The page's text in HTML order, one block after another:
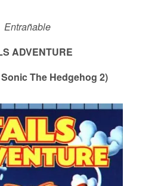
Entrañable
ADVENTURE
The Hedgehog 2)